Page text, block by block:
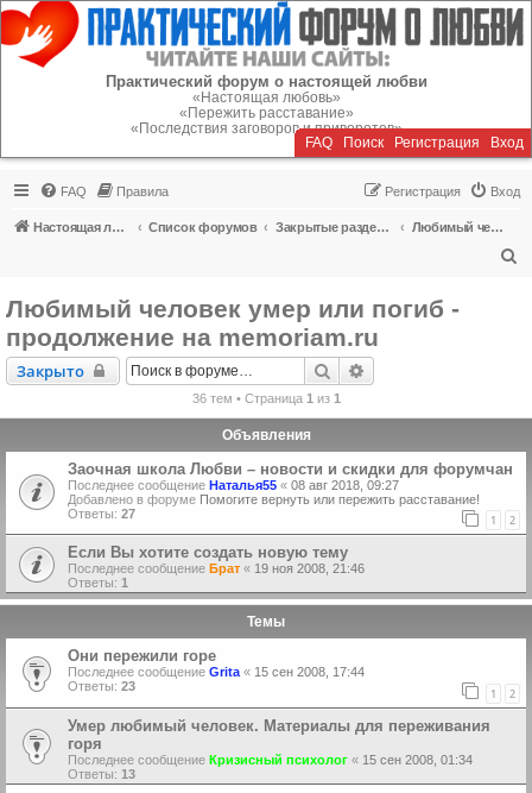
Регистрация
Практический форум о настоящей любви
«Настоящая любовь»
«Пережить расставание»
«Последствия заговоров и приворотов»
FAQ Поиск Регистрация Вход
FAQ Правила Вход
Регистрация
Настоящая любовь Список форумов Закрытые разделы (читать можно, писать - нельзя)
Любимый человек умер или погиб - продолжение на memoriam.ru
Любимый человек умер или погиб -
продолжение на memoriam.ru
Закрыто
Закрыто Поиск
36 тем • Страница 1 из 1
Объявления
Заочная школа Любви – новости и скидки для форумчан
Последнее сообщение Наталья55 « 08 авг 2018, 09:27
Добавлено в форуме Помогите вернуть или пережить расставание!
Ответы: 27 1 2
Если Вы хотите создать новую тему
Последнее сообщение Брат « 19 ноя 2008, 21:46
Ответы: 1
Темы
Они пережили горе
Последнее сообщение Grita « 15 сен 2008, 17:44
Ответы: 23 1 2
Умер любимый человек. Материалы для переживания
горя
Последнее сообщение Кризисный психолог « 15 сен 2008, 01:34
Ответы: 13